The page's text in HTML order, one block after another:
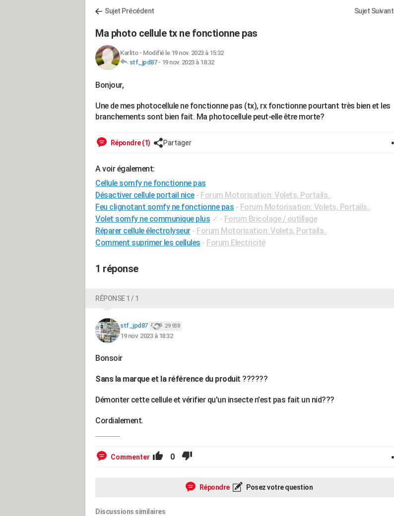
Sujet Précédent Sujet Suivant
Ma photo cellule tx ne fonctionne pas
Karlito- Modifié le 19 nov. 2023 à 15:32
stf_jpd87- 19 nov. 2023 à 18:32
Bonjour,
Une de mes photocellule ne fonctionne pas (tx), rx fonctionne pourtant très bien et les
branchements sont bien fait. Ma photocellule peut-elle être morte?
Répondre (1) Partager
A voir également:
Cellule somfy ne fonctionne pas
Désactiver cellule portail nice - Forum Motorisation: Volets, Portails..
Feu clignotant somfy ne fonctionne pas - Forum Motorisation: Volets, Portails..
Volet somfy ne communique plus ✓ - Forum Bricolage / outillage
Réparer cellule électrolyseur - Forum Motorisation: Volets, Portails..
Comment suprimer les cellules - Forum Electricité
1 réponse
RÉPONSE 1 / 1
stf_jpd87 29 938
19 nov. 2023 à 18:32
Bonsoir
Sans la marque et la référence du produit ??????
Démonter cette cellule et vérifier qu'un insecte n'est pas fait un nid???
Cordialement.
Commenter 0
Répondre Posez votre question
Discussions similaires